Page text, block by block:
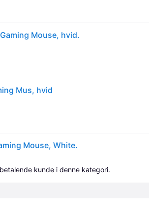
Mouse, hvid.
Mus, hvid
Mouse, White.
kunde i denne kategori.